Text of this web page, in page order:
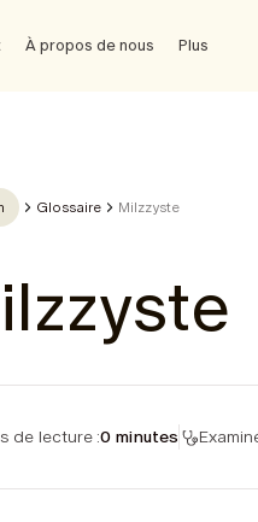
À propos de nous Plus
Glossaire Milzzyste
de lecture :0 minutes